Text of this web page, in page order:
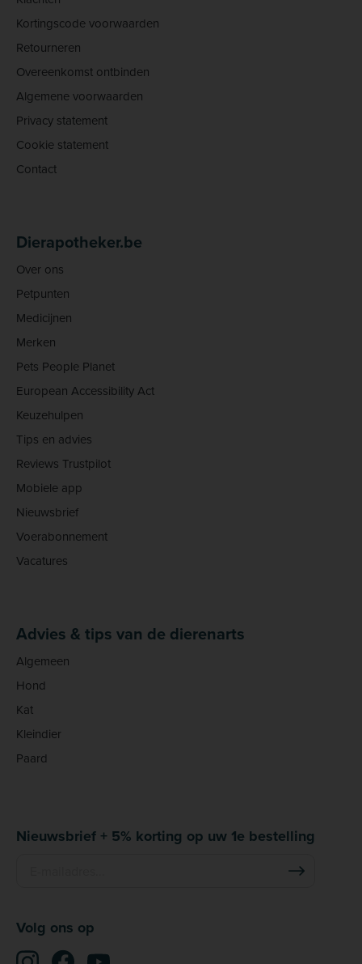
Kortingscode voorwaarden
Retourneren
Overeenkomst ontbinden
Algemene voorwaarden
Privacy statement
Cookie statement
Contact
Dierapotheker.be
Over ons
Petpunten
Medicijnen
Merken
Pets People Planet
European Accessibility Act
Keuzehulpen
Tips en advies
Reviews Trustpilot
Mobiele app
Nieuwsbrief
Voerabonnement
Vacatures
Advies & tips van de dierenarts
Algemeen
Hond
Kat
Kleindier
Paard
Nieuwsbrief + 5% korting op uw 1e bestelling
Volg ons op